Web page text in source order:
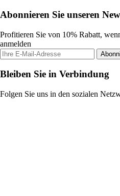
Abonnieren Sie unseren
Profitieren Sie von 10% Rabatt,
anmelden
Bleiben Sie in Verbindung
Folgen Sie uns in den sozialen